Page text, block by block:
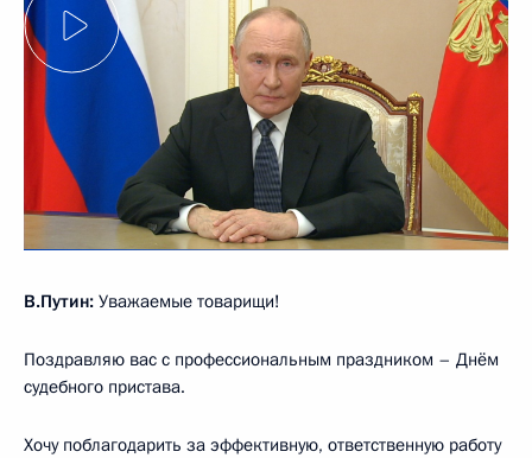
В.Путин: Уважаемые товарищи!
Поздравляю вас с профессиональным праздником – Днём
судебного пристава.
Хочу поблагодарить за эффективную, ответственную работу